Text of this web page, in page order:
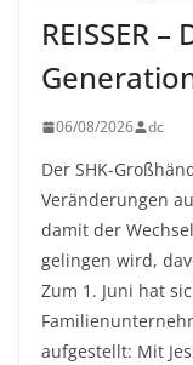
REISSER
06/08/2026 dc
Der SHK-
Veränderungen
damit der
gelingen wird,
Zum 1. Juni hat
aufgestellt: Mit